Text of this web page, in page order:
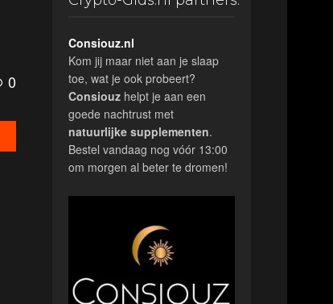
0
Consiouz.nl
Kom jij maar niet aan je slaap
toe, wat je ook probeert?
Consiouzhelpt je aan een
goede nachtrust met
natuurlijke supplementen.
Bestel vandaag nog vóór 13:00
om morgen al beter te dromen!